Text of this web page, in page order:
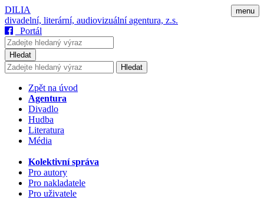
menu
DILIA
divadelní, literární, audiovizuální agentura, z.s.
Portál
Hledat
Hledat
Zpět na úvod
Agentura
Divadlo
Hudba
Literatura
Média
Kolektivní správa
Pro autory
Pro nakladatele
Pro uživatele